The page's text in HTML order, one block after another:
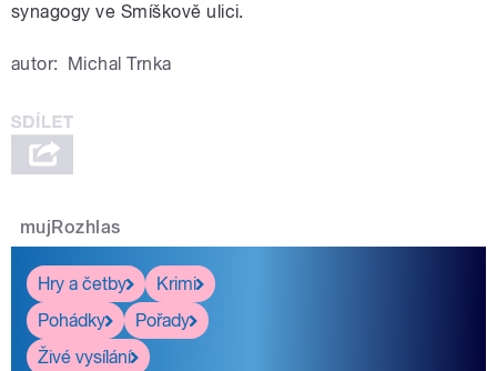
synagogy ve Smíškově ulici.
autor: Michal Trnka
mujRozhlas
Hry a četby
Krimi
Pohádky
Pořady
Živé vysílání